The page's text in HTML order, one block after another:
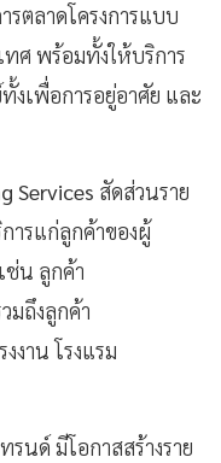
ตลาดโครงการแบบ
ทศ พร้อมทั้งให้บริการ
งเพื่อการอยู่อาศัย และ
Services สัดส่วนราย
ารแก่ลูกค้าของผู้
น ลูกค้า
มถึงลูกค้า
งาน โรงแรม
นด์ มีโอกาสสร้างราย